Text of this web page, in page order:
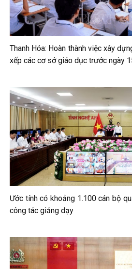
Thanh Hóa: Hoàn thành việc xây
xếp các cơ sở giáo dục trước ngày
Ước tính có khoảng 1.100 cán bộ
công tác giảng dạy